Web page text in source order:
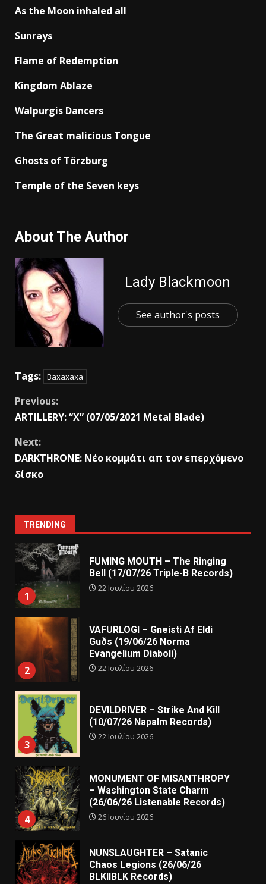
As the Moon inhaled all
Sunrays
Flame of Redemption
Kingdom Ablaze
Walpurgis Dancers
The Great malicious Tongue
Ghosts of Törzburg
Temple of the Seven keys
About The Author
Lady Blackmoon
See author's posts
Tags: Baxaxaxa
Previous:
ARTILLERY: “X” (07/05/2021 Metal Blade)
Next:
DARKTHRONE: Nέο κομμάτι απ τον επερχόμενο
δίσκο
TRENDING
1
FUMING MOUTH – The Ringing
Bell (17/07/26 Triple-B Records)
22 Ιουλίου 2026
2
VAFURLOGI – Gneisti Af Eldi
Guðs (19/06/26 Norma
Evangelium Diaboli)
22 Ιουλίου 2026
3
DEVILDRIVER – Strike And Kill
(10/07/26 Napalm Records)
22 Ιουλίου 2026
4
MONUMENT OF MISANTHROPY
– Washington State Charm
(26/06/26 Listenable Records)
26 Ιουνίου 2026
NUNSLAUGHTER – Satanic
Chaos Legions (26/06/26
BLKIIBLK Records)